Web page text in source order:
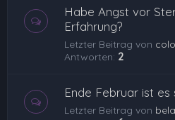
Habe Angst vor
Erfahrung?
Letzter Beitrag von
Antworten: 2
Ende Februar ist es
Letzter Beitrag von